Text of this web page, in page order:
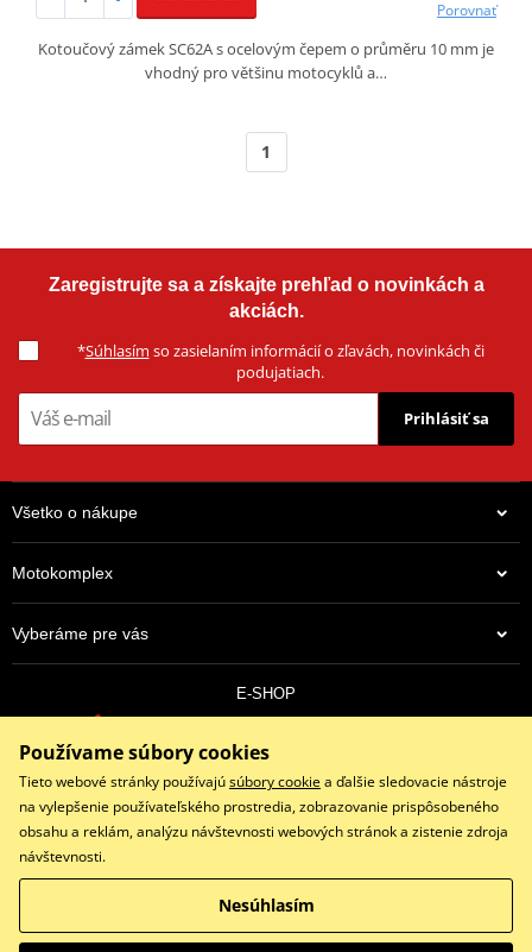
Porovnať
Kotoučový zámek SC62A s ocelovým čepem o průměru 10 mm je
vhodný pro většinu motocyklů a…
1
Zaregistrujte sa a získajte prehľad o novinkách a
akciách.
*Súhlasím so zasielaním informácií o zľavách, novinkách či
podujatiach.
Prihlásiť sa
Všetko o nákupe
Motokomplex
Vyberáme pre vás
E-SHOP
objednavky@eshopmotokomplex.sk
Po - Pia: 8:30-17:00 | Nedeľa: ZATVORENÉ
Facebook
Copyright © 2026 www.eshopmotokomplex.sk
Všetky práva vyhradené
Používame súbory cookies
Tieto webové stránky používajúsúbory cookiea ďalšie sledovacie nástroje
na vylepšenie používateľského prostredia, zobrazovanie prispôsobeného
obsahu a reklám, analýzu návštevnosti webových stránok a zistenie zdroja
návštevnosti.
Nesúhlasím